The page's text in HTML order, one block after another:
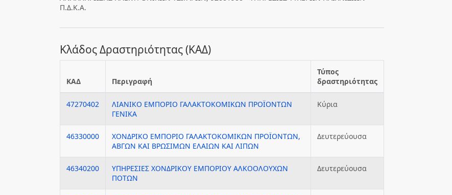
Π.Δ.Κ.Α.
Κλάδος Δραστηριότητας (ΚΑΔ)
ΚΑΔ Περιγραφή
Τύπος
δραστηριότητας
47270402
ΛΙΑΝΙΚΟ ΕΜΠΟΡΙΟ ΓΑΛΑΚΤΟΚΟΜΙΚΩΝ ΠΡΟΪΟΝΤΩΝ
ΓΕΝΙΚΑ
Κύρια
46330000
ΧΟΝΔΡΙΚΟ ΕΜΠΟΡΙΟ ΓΑΛΑΚΤΟΚΟΜΙΚΩΝ ΠΡΟΪΟΝΤΩΝ,
ΑΒΓΩΝ ΚΑΙ ΒΡΩΣΙΜΩΝ ΕΛΑΙΩΝ ΚΑΙ ΛΙΠΩΝ
Δευτερεύουσα
46340200
ΥΠΗΡΕΣΙΕΣ ΧΟΝΔΡΙΚΟΥ ΕΜΠΟΡΙΟΥ ΑΛΚΟΟΛΟΥΧΩΝ
ΠΟΤΩΝ
Δευτερεύουσα